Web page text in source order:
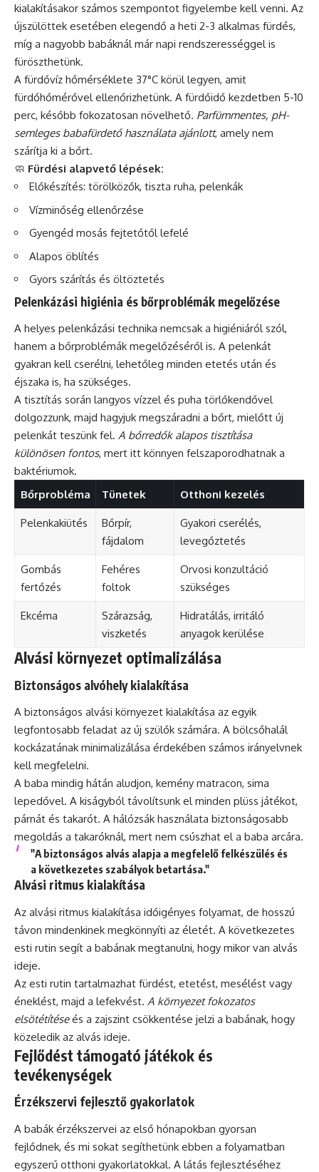
kialakításakor számos szempontot figyelembe kell venni. Az
újszülöttek esetében elegendő a heti 2-3 alkalmas fürdés,
míg a nagyobb babáknál már napi rendszerességgel is
füröszthetünk.
A fürdővíz hőmérséklete 37°C körül legyen, amit
fürdőhőmérővel ellenőrizhetünk. A fürdőidő kezdetben 5-10
perc, később fokozatosan növelhető. Parfümmentes, pH-
semleges babafürdető használata ajánlott, amely nem
szárítja ki a bőrt.
🧼 Fürdési alapvető lépések:
Előkészítés: törölközők, tiszta ruha, pelenkák
Vízminőség ellenőrzése
Gyengéd mosás fejtetőtől lefelé
Alapos öblítés
Gyors szárítás és öltöztetés
Pelenkázási higiénia és bőrproblémák megelőzése
A helyes pelenkázási technika nemcsak a higiéniáról szól,
hanem a bőrproblémák megelőzéséről is. A pelenkát
gyakran kell cserélni, lehetőleg minden etetés után és
éjszaka is, ha szükséges.
A tisztítás során langyos vízzel és puha törlőkendővel
dolgozzunk, majd hagyjuk megszáradni a bőrt, mielőtt új
pelenkát teszünk fel. A bőrredők alapos tisztítása
különösen fontos, mert itt könnyen felszaporodhatnak a
baktériumok.
Bőrprobléma
Tünetek Otthoni kezelés
Pelenkakiütés
Bőrpír,
fájdalom
Gyakori cserélés,
levegőztetés
Gombás
fertőzés
Fehéres
foltok
Orvosi konzultáció
szükséges
Ekcéma
Szárazság,
viszketés
Hidratálás, irritáló
anyagok kerülése
Alvási környezet optimalizálása
Biztonságos alvóhely kialakítása
A biztonságos alvási környezet kialakítása az egyik
legfontosabb feladat az új szülők számára. A bölcsőhalál
kockázatának minimalizálása érdekében számos irányelvnek
kell megfelelni.
A baba mindig hátán aludjon, kemény matracon, sima
lepedővel. A kiságyból távolítsunk el minden plüss játékot,
párnát és takarót. A hálózsák használata biztonságosabb
megoldás a takaróknál, mert nem csúszhat el a baba arcára.
"A biztonságos alvás alapja a megfelelő felkészülés és
a következetes szabályok betartása."
Alvási ritmus kialakítása
Az alvási ritmus kialakítása időigényes folyamat, de hosszú
távon mindenkinek megkönnyíti az életét. A következetes
esti rutin segít a babának megtanulni, hogy mikor van alvás
ideje.
Az esti rutin tartalmazhat fürdést, etetést, mesélést vagy
éneklést, majd a lefekvést. A környezet fokozatos
elsötétítéseés a zajszint csökkentése jelzi a babának, hogy
közeledik az alvás ideje.
Fejlődést támogató játékok és
tevékenységek
Érzékszervi fejlesztő gyakorlatok
A babák érzékszervei az első hónapokban gyorsan
fejlődnek, és mi sokat segíthetünk ebben a folyamatban
egyszerű otthoni gyakorlatokkal. A látás fejlesztéséhez